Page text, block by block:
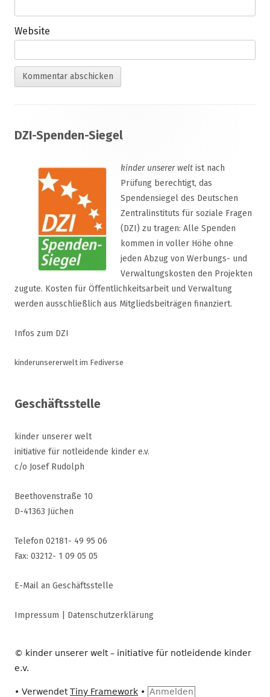
Website
Inhalt
DZI-Spenden-Siegel
kinder unserer welt ist nach
Prüfung berechtigt, das
Spendensiegel des Deutschen
Zentralinstituts für soziale Fragen
(DZI) zu tragen: Alle Spenden
kommen in voller Höhe ohne
jeden Abzug von Werbungs- und
Verwaltungskosten den Projekten
zugute. Kosten für Öffentlichkeitsarbeit und Verwaltung
werden ausschließlich aus Mitgliedsbeiträgen finanziert.
Infos zum DZI
kinderunsererwelt im Fediverse
Geschäftsstelle
kinder unserer welt
initiative für notleidende kinder e.v.
c/o Josef Rudolph
Beethovenstraße 10
D-41363 Jüchen
Telefon 02181- 49 95 06
Fax: 03212- 1 09 05 05
E-Mail an Geschäftsstelle
Impressum Datenschutzerklärung
© kinder unserer welt – initiative für notleidende kinder
e.v.
• VerwendetTiny Framework • Anmelden